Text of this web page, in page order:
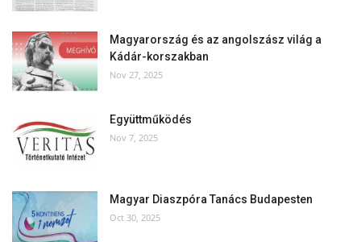
Magyarország és az angolszász világ a
Kádár-korszakban
Nov 27, 2025
Együttműködés
Nov 7, 2025
Magyar Diaszpóra Tanács Budapesten
Oct 30, 2025